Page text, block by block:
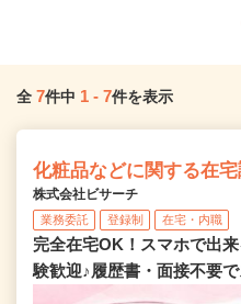
全 7件中 1 - 7件を表示
化粧品などに関する在
株式会社ビサーチ
業務委託 登録制 在宅・内職
完全在宅OK！スマホで出
験歓迎♪履歴書・面接不要